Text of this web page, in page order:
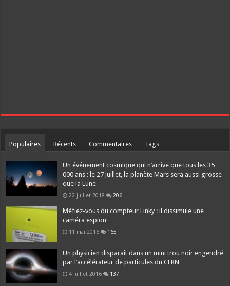
Populaires Récents Commentaires Tags
Un événement cosmique qui n’arrive que tous les 35
000 ans : le 27 juillet, la planète Mars sera aussi grosse
que la Lune
22 juillet 2018 206
Méfiez-vous du compteur Linky : il dissimule une
caméra espion
11 mai 2016 165
Un physicien disparaît dans un mini trou noir engendré
par l’accélérateur de particules du CERN
4 juillet 2016 137